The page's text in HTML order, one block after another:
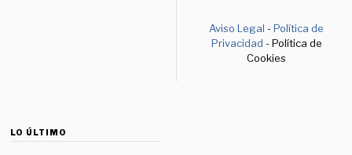
Aviso Legal -Política de
Privacidad - Política de
Cookies
LO ÚLTIMO